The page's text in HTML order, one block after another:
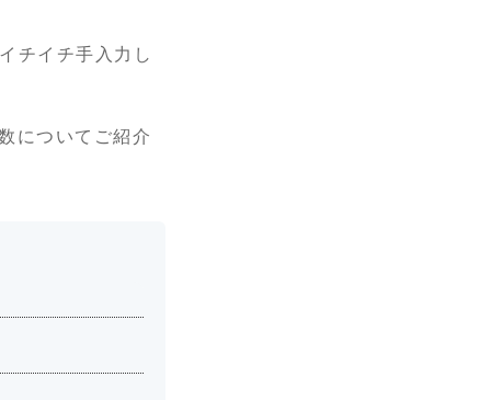
チイチ手入力し
についてご紹介